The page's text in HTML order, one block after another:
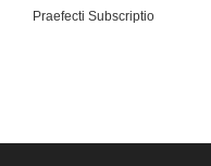
Praefecti